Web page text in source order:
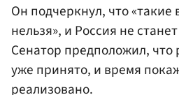
Он подчеркнул, что
нельзя», и Россия не
Сенатор предположил, что
уже принято, и время
реализовано.